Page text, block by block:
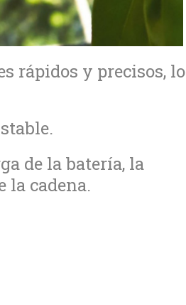
rápidos y precisos, lo
de la batería, la
la cadena.